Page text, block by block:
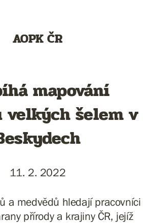
AOPK ČR
mapování
šelem v
11. 2. 2022
a medvědů hledají pracovníci
přírody a krajiny ČR, jejíž